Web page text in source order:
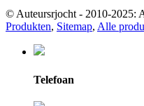
© Auteursrjocht - 2010-2025:
Produkten, Sitemap, Alle
Telefoan